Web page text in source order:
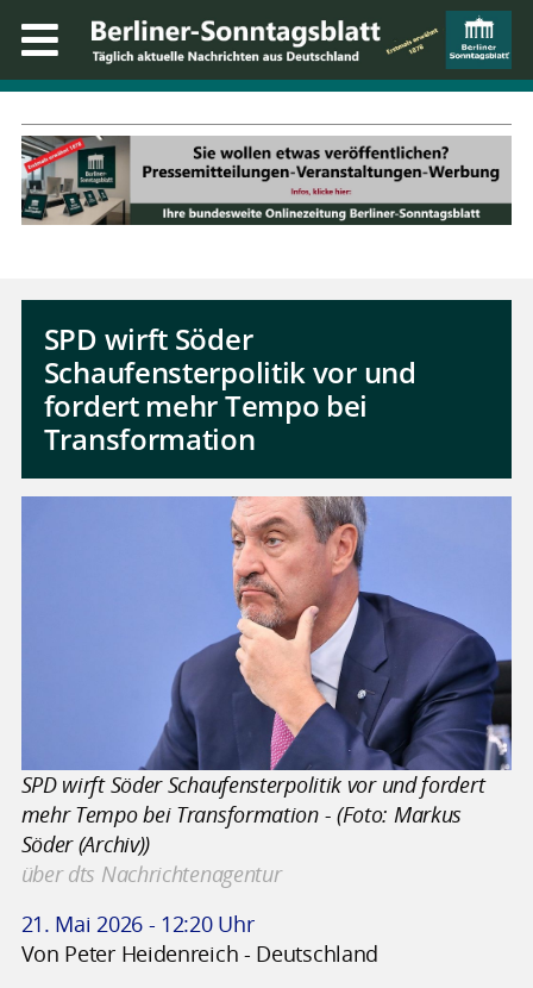
SPD wirft Söder
Schaufensterpolitik vor und
fordert mehr Tempo bei
Transformation
SPD wirft Söder Schaufensterpolitik vor und fordert
mehr Tempo bei Transformation - (Foto: Markus
Söder (Archiv))
über dts Nachrichtenagentur
21. Mai 2026 - 12:20 Uhr
Von Peter Heidenreich - Deutschland